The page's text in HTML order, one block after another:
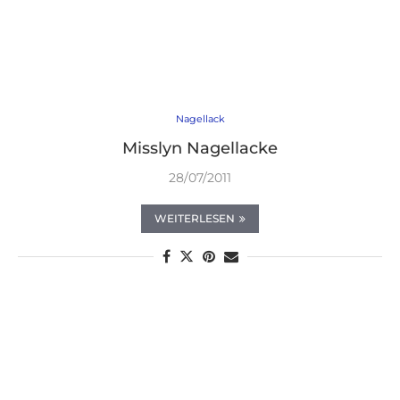
Nagellack
Misslyn Nagellacke
28/07/2011
WEITERLESEN